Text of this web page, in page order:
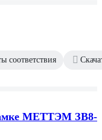
соответствия
МЕТТЭМ ЗВ8-